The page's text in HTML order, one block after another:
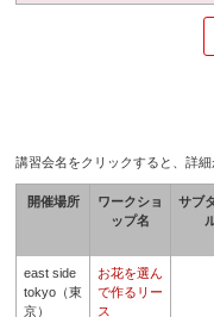
講習会名をクリックすると、詳
開催場所
ワークショ
ップ名
サブ
east side
tokyo（東
京）
お花を選ん
で作るリー
ス